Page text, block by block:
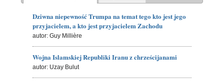
Dziwna niepewność Trumpa na temat tego kto jest jego
przyjacielem, a kto jest przyjacielem Zachodu
autor: Guy Millière
Wojna Islamskiej Republiki Iranu z chrześcijanami
autor: Uzay Bulut